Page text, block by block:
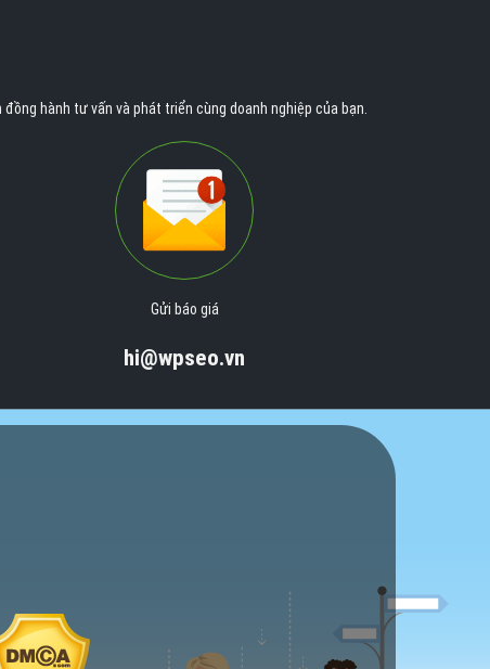
hành tư vấn và phát triển cùng doanh nghiệp của bạn.
Gửi báo giá
hi@wpseo.vn